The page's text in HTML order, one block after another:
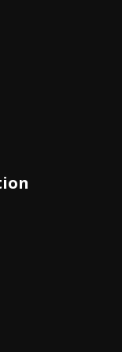
สะท้อนถึงรสนิยมและ
านที่ตอบโจทย์ทุกความ
ากวัสดุคุณภาพสูง ผ่าน